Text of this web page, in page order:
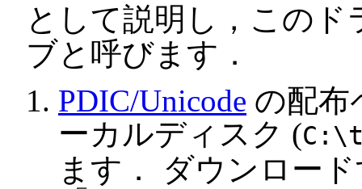
として説明し，このド
ブと呼びます．
PDIC/Unicode の配布
ーカルディスク (
ます． ダウンロー